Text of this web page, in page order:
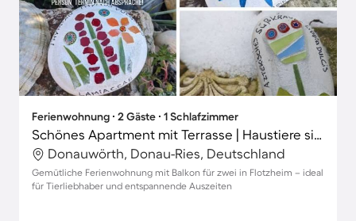
Ferienwohnung ∙ 2 Gäste ∙ 1 Schlafzimmer
Schönes Apartment mit Terrasse | Haustiere sind willkommen
Donauwörth, Donau-Ries, Deutschland
Gemütliche Ferienwohnung mit Balkon für zwei in Flotzheim – ideal
für Tierliebhaber und entspannende Auszeiten